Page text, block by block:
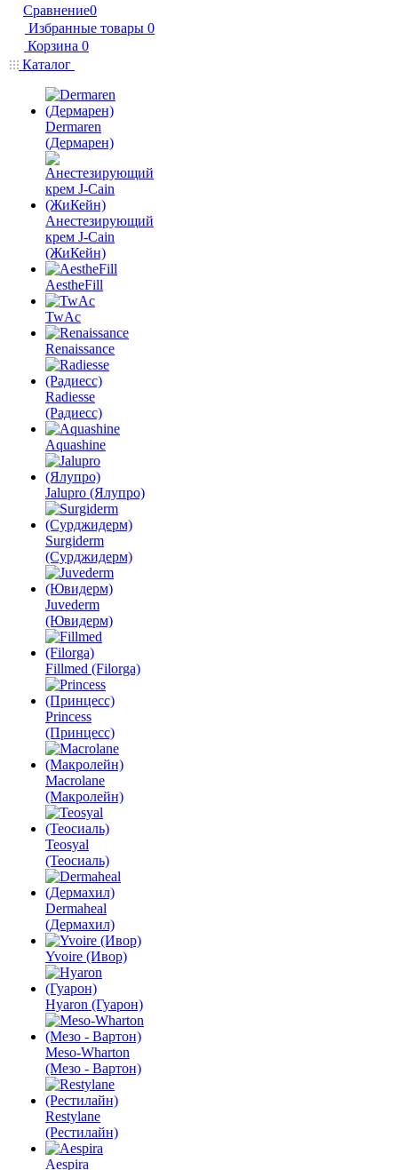
Сравнение0
Избранные товары 0
Корзина 0
Каталог
Dermaren
(Дермарен)
Анестезирующий
крем J-Cain
(ЖиКейн)
AestheFill
TwAc
Renaissance
Radiesse
(Радиесс)
Aquashine
Jalupro (Ялупро)
Surgiderm
(Сурджидерм)
Juvederm
(Ювидерм)
Fillmed (Filorga)
Princess
(Принцесс)
Macrolane
(Макролейн)
Teosyal
(Теосиаль)
Dermaheal
(Дермахил)
Yvoire (Ивор)
Hyaron (Гуарон)
Meso-Wharton
(Мезо - Вартон)
Restylane
(Рестилайн)
Aespira